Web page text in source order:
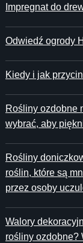
Impregnat do
Odwiedź ogrody
Kiedy i jak
Rośliny ozdobne
wybrać, aby
Rośliny
roślin, które są
przez osoby
Walory
rośliny ozdobne?